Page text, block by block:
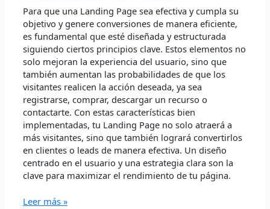
Para que una Landing Page sea efectiva y cumpla su
objetivo y genere conversiones de manera eficiente,
es fundamental que esté diseñada y estructurada
siguiendo ciertos principios clave. Estos elementos no
solo mejoran la experiencia del usuario, sino que
también aumentan las probabilidades de que los
visitantes realicen la acción deseada, ya sea
registrarse, comprar, descargar un recurso o
contactarte. Con estas características bien
implementadas, tu Landing Page no solo atraerá a
más visitantes, sino que también logrará convertirlos
en clientes o leads de manera efectiva. Un diseño
centrado en el usuario y una estrategia clara son la
clave para maximizar el rendimiento de tu página.
Efectiva
Leer más »